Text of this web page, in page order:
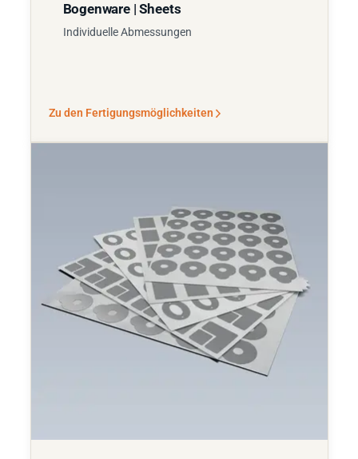
Bogenware | Sheets
Individuelle Abmessungen
Zu den Fertigungsmöglichkeiten